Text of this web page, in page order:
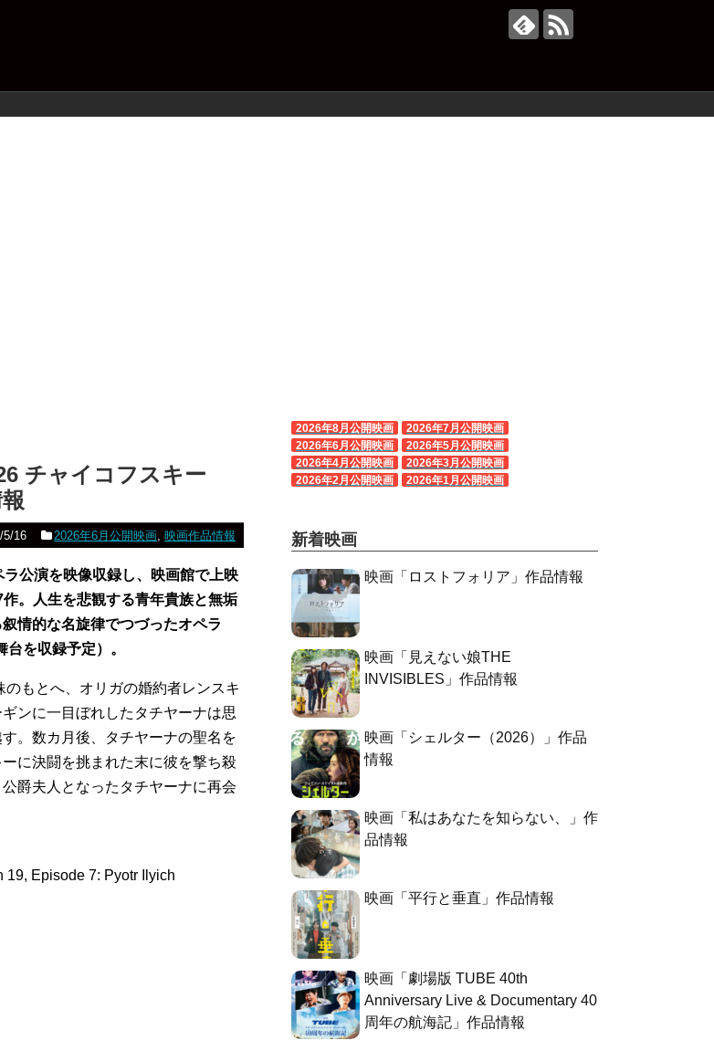
チャイコフスキー
5/16 2026年6月公開映画, 映画作品情報
公演を映像収録し、映画館で上映
。人生を悲観する青年貴族と無垢
情的な名旋律でつづったオペラ
を収録予定）。
もとへ、オリガの婚約者レンスキ
ンに一目ぼれしたタチヤーナは思
。数カ月後、タチヤーナの聖名を
に決闘を挑まれた末に彼を撃ち殺
爵夫人となったタチヤーナに再会
19, Episode 7: Pyotr Ilyich
2026年8月公開映画
2026年7月公開映画
2026年6月公開映画
2026年5月公開映画
2026年4月公開映画
2026年3月公開映画
2026年2月公開映画
2026年1月公開映画
新着映画
映画「ロストフォリア」作品情報
映画「見えない娘THE
INVISIBLES」作品情報
映画「シェルター（2026）」作品
情報
映画「私はあなたを知らない、」作
品情報
映画「平行と垂直」作品情報
映画「劇場版 TUBE 40th
Anniversary Live & Documentary 40
周年の航海記」作品情報